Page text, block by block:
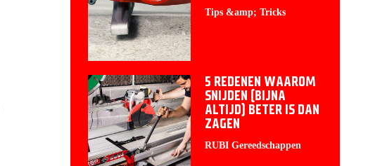
Tips &amp; Tricks
5 REDENEN WAAROM
SNIJDEN (BIJNA
ALTIJD) BETER IS DAN
ZAGEN
RUBI Gereedschappen